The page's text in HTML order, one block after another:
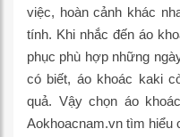
việc, hoàn cảnh khác
tính. Khi nhắc đến áo
phục phù hợp những
có biết, áo khoác kaki
quả. Vậy chọn áo
Aokhoacnam.vn tìm hiểu